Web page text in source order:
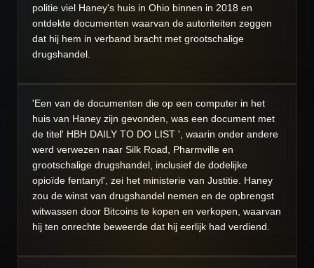
politie viel Haney's huis in Ohio binnen in 2018 en
ontdekte documenten waarvan de autoriteiten zeggen
dat hij hem in verband bracht met grootschalige
drugshandel.
'Een van de documenten die op een computer in het
huis van Haney zijn gevonden, was een document met
de titel' HBH DAILY TO DO LIST ', waarin onder andere
werd verwezen naar Silk Road, Pharmville en
grootschalige drugshandel, inclusief de dodelijke
opioïde fentanyl', zei het ministerie van Justitie. Haney
zou de winst van drugshandel nemen en de opbrengst
witwassen door Bitcoins te kopen en verkopen, waarvan
hij ten onrechte beweerde dat hij eerlijk had verdiend.